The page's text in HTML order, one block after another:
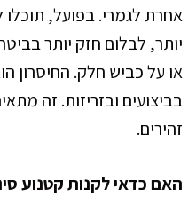
אחרת לגמרי. בפועל,
יותר, לבלום חזק יותר
או על כביש חלק. החיסרון
בביצועים ובזריזות. זה
זהירים.
האם כדאי לקנות קטנוע